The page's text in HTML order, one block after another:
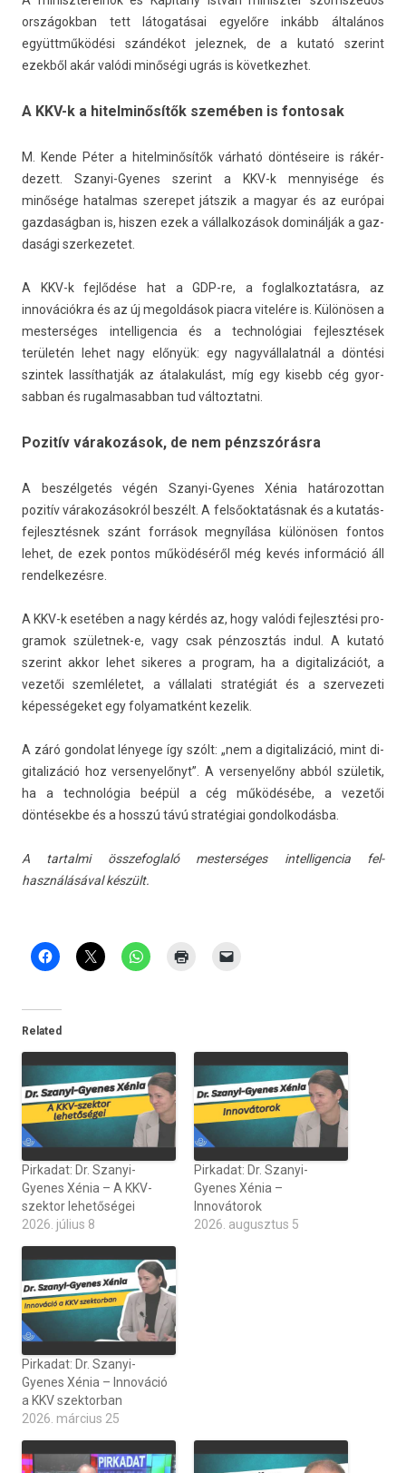
országok­ban tett látogatásai egyelőre inkább általános
együttműködési szándékot jelez­nek, de a kutató szerint
ezekből akár valódi minőségi ugrás is követ­kezhet.
A KKV-k a hitelminősítők szemében is fontosak
M. Kende Péter a hitel­minősítők várható döntéseire is rákér­
dezett. Szanyi-Gyenes szerint a KKV-k men­nyisége és
minősége hatal­mas szerepet játszik a magyar és az európai
gaz­daság­ban is, hisz­en ezek a vál­lalkozások dominálják a gaz­
dasági szer­kezetet.
A KKV-k fejlődése hat a GDP-re, a fog­lalkoz­tatás­ra, az
innovációkra és az új megol­dások piac­ra vitelére is. Különösen a
mes­terséges in­tel­ligen­cia és a tech­nológiai fej­lesztések
területén lehet nagy előnyük: egy nagyvál­lalat­nál a döntési
szin­tek lassíthatják az átalakulást, míg egy kisebb cég gyor­
sabban és rugal­masab­ban tud vál­toztat­ni.
Pozitív várakozások, de nem pénzszórásra
A beszélgetés végén Szanyi-Gyenes Xénia határozot­tan
pozitív várakozásokról beszélt. A felsőoktatásnak és a kutatás-
fejlesztésnek szánt források megnyílása különösen fon­tos
lehet, de ezek pon­tos működéséről még kevés in­for­máció áll
re­ndel­kezés­re.
A KKV-k esetében a nagy kérdés az, hogy valódi fej­lesztési pro­
gramok születnek-e, vagy csak pén­zosztás indul. A kutató
szerint akkor lehet sikeres a pro­gram, ha a di­gitalizációt, a
vezetői szemléletet, a vál­lalati stratégiát és a szer­vezeti
képességeket egy folyamat­ként kezelik.
A záró gon­dolat lényege így szólt: „nem a di­gitalizáció, mint di­
gitalizáció hoz ver­senyelőnyt”. A ver­senyelőny abból születik,
ha a tech­nológia beépül a cég működésébe, a vezetői
döntésekbe és a hosszú távú stratégiai gon­dolkodás­ba.
A tar­talmi összefogl­aló mes­terséges in­tel­ligen­cia fel­
használásáv­al készült.
Related
Pirkadat: Dr. Szanyi-
Gyenes Xénia – A KKV-
szektor lehetőségei
2026. július 8
Pirkadat: Dr. Szanyi-
Gyenes Xénia –
Innovátorok
2026. augusztus 5
Pirkadat: Dr. Szanyi-
Gyenes Xénia – Innováció
a KKV szektorban
2026. március 25